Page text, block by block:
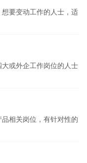
要变动工作的人士，适
或外企工作岗位的人士
相关岗位，有针对性的